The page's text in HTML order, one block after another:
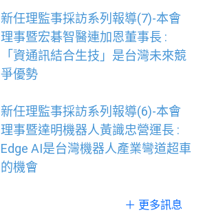
新任理監事採訪系列報導(7)-本會
理事暨宏碁智醫連加恩董事長 :
「資通訊結合生技」是台灣未來競
爭優勢
新任理監事採訪系列報導(6)-本會
理事暨達明機器人黃識忠營運長 :
Edge AI是台灣機器人產業彎道超車
的機會
＋ 更多訊息